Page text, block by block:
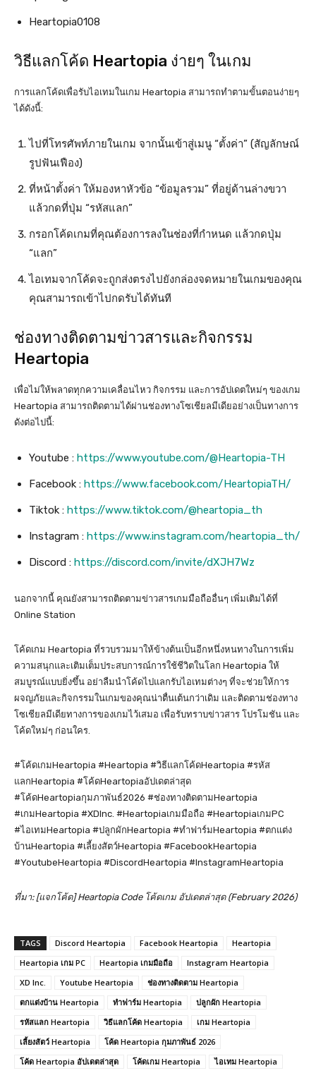
Heartopia0108
วิธีแลกโค้ด Heartopia ง่ายๆ ในเกม
การแลกโค้ดเพื่อรับไอเทมในเกม Heartopia สามารถทำตามขั้นตอนง่ายๆ
ได้ดังนี้:
ไปที่โทรศัพท์ภายในเกม จากนั้นเข้าสู่เมนู “ตั้งค่า” (สัญลักษณ์
รูปฟันเฟือง)
ที่หน้าตั้งค่า ให้มองหาหัวข้อ “ข้อมูลรวม” ที่อยู่ด้านล่างขวา
แล้วกดที่ปุ่ม “รหัสแลก”
กรอกโค้ดเกมที่คุณต้องการลงในช่องที่กำหนด แล้วกดปุ่ม
“แลก”
ไอเทมจากโค้ดจะถูกส่งตรงไปยังกล่องจดหมายในเกมของคุณ
คุณสามารถเข้าไปกดรับได้ทันที
ช่องทางติดตามข่าวสารและกิจกรรม
Heartopia
เพื่อไม่ให้พลาดทุกความเคลื่อนไหว กิจกรรม และการอัปเดตใหม่ๆ ของเกม
Heartopia สามารถติดตามได้ผ่านช่องทางโซเชียลมีเดียอย่างเป็นทางการ
ดังต่อไปนี้:
Youtube : https://www.youtube.com/@Heartopia-TH
Facebook : https://www.facebook.com/HeartopiaTH/
Tiktok : https://www.tiktok.com/@heartopia_th
Instagram : https://www.instagram.com/heartopia_th/
Discord : https://discord.com/invite/dXJH7Wz
นอกจากนี้ คุณยังสามารถติดตามข่าวสารเกมมือถืออื่นๆ เพิ่มเติมได้ที่
Online Station
โค้ดเกม Heartopia ที่รวบรวมมาให้ข้างต้นเป็นอีกหนึ่งหนทางในการเพิ่ม
ความสนุกและเติมเต็มประสบการณ์การใช้ชีวิตในโลก Heartopia ให้
สมบูรณ์แบบยิ่งขึ้น อย่าลืมนำโค้ดไปแลกรับไอเทมต่างๆ ที่จะช่วยให้การ
ผจญภัยและกิจกรรมในเกมของคุณน่าตื่นเต้นกว่าเดิม และติดตามช่องทาง
โซเชียลมีเดียทางการของเกมไว้เสมอ เพื่อรับทราบข่าวสาร โปรโมชัน และ
โค้ดใหม่ๆ ก่อนใคร.
#โค้ดเกมHeartopia #Heartopia #วิธีแลกโค้ดHeartopia #รหัส
แลกHeartopia #โค้ดHeartopiaอัปเดตล่าสุด
#โค้ดHeartopiaกุมภาพันธ์2026 #ช่องทางติดตามHeartopia
#เกมHeartopia #XDInc. #Heartopiaเกมมือถือ #HeartopiaเกมPC
#ไอเทมHeartopia #ปลูกผักHeartopia #ทำฟาร์มHeartopia #ตกแต่ง
บ้านHeartopia #เลี้ยงสัตว์Heartopia #FacebookHeartopia
#YoutubeHeartopia #DiscordHeartopia #InstagramHeartopia
ที่มา: [แจกโค้ด] Heartopia Code โค้ดเกม อัปเดตล่าสุด (February 2026)
TAGS Discord Heartopia Facebook Heartopia
Heartopia
Heartopia เกม PC
Heartopia เกมมือถือ
Instagram Heartopia
XD Inc.
Youtube Heartopia
ช่องทางติดตาม Heartopia
ตกแต่งบ้าน Heartopia
ทำฟาร์ม Heartopia
ปลูกผัก Heartopia
รหัสแลก Heartopia
วิธีแลกโค้ด Heartopia
เกม Heartopia
เลี้ยงสัตว์ Heartopia
โค้ด Heartopia กุมภาพันธ์ 2026
โค้ด Heartopia อัปเดตล่าสุด
โค้ดเกม Heartopia ไอเทม Heartopia